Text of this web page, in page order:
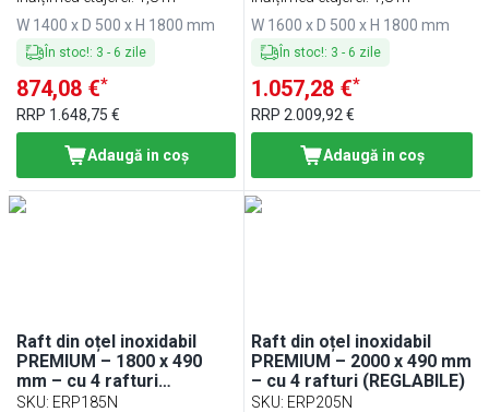
W 1400 x D 500 x H 1800 mm
În stoc!: 3 - 6 zile
874,08 €*
RRP 1.648,75 €
Adaugă in coş
W 1600 x D 500 x H 1800 mm
În stoc!: 3 - 6 zile
1.057,28 €*
RRP2.009,92 €
Adaugă in coş
Raft din oțel inoxidabil
PREMIUM – 1800 x 490
mm – cu 4 rafturi
(REGLABILE)
SKU: ERP185N
Raft din oțel inoxidabil
PREMIUM – 2000 x 490 mm
– cu 4 rafturi (REGLABILE)
SKU: ERP205N